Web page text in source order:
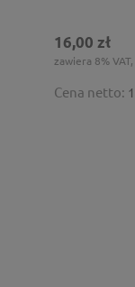
16,00 zł
zawiera 8%
Cena netto: